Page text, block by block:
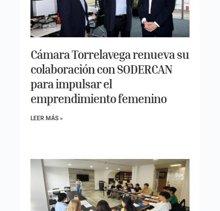
Cámara Torrelavega renueva su
colaboración con SODERCAN
para impulsar el
emprendimiento femenino
LEER MÁS »